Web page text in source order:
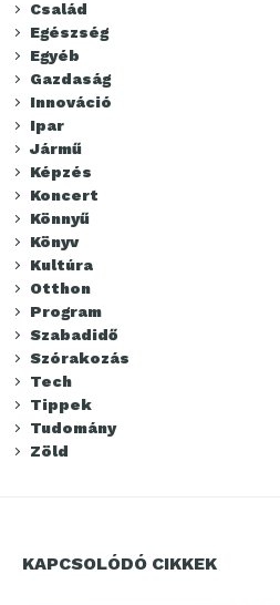
Család
Egészség
Egyéb
Gazdaság
Innováció
Ipar
Jármű
Képzés
Koncert
Könnyű
Könyv
Kultúra
Otthon
Program
Szabadidő
Szórakozás
Tech
Tippek
Tudomány
Zöld
KAPCSOLÓDÓ CIKKEK